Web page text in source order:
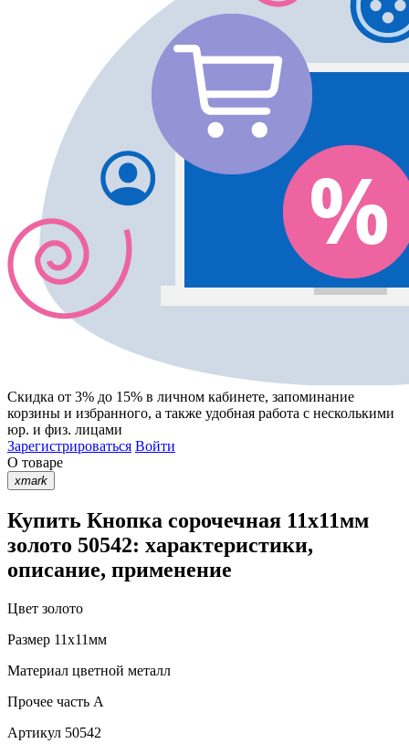
Скидка от 3% до 15% в личном кабинете, запоминание
корзины и избранного, а также удобная работа с несколькими
юр. и физ. лицами
Зарегистрироваться Войти
О товаре
xmark
Купить Кнопка сорочечная 11х11мм
золото 50542: характеристики,
описание, применение
Цвет золото
Размер 11х11мм
Материал цветной металл
Прочее часть A
Артикул 50542